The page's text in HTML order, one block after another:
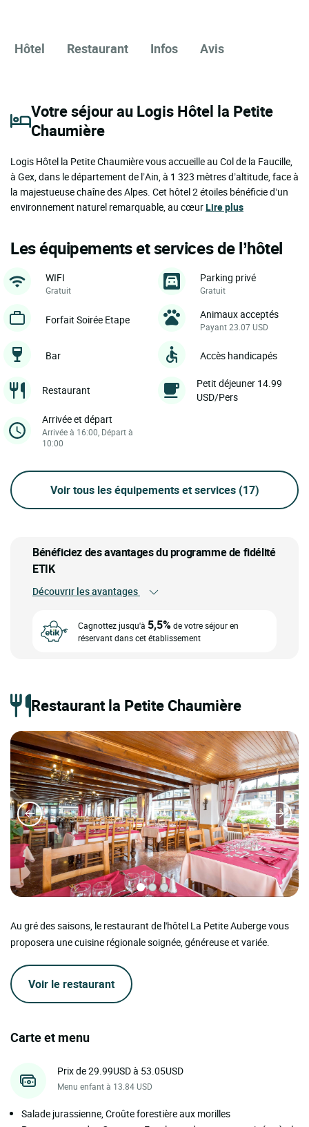
Hôtel Restaurant Infos Avis
Votre séjour au Logis Hôtel la Petite
Chaumière
Logis Hôtel la Petite Chaumière vous accueille au Col de la Faucille,
à Gex, dans le département de l’Ain, à 1 323 mètres d’altitude, face à
la majestueuse chaîne des Alpes. Cet hôtel 2 étoiles bénéficie d’un
environnement naturel remarquable, au cœurLire plus
Les équipements et services de l’hôtel
WIFI
Gratuit
Parking privé
Gratuit
Forfait Soirée Etape Animaux acceptés
Payant 23.07 USD
Bar Accès handicapés
Restaurant
Petit déjeuner 14.99
USD/Pers
Arrivée et départ
Arrivée à 16:00, Départ à
10:00
Voir tous les équipements et services (17)
Bénéficiez des avantages du programme de fidélité
ETIK
Découvrir les avantages
Cagnottez jusqu'à 5,5%de votre séjour en
réservant dans cet établissement
Restaurant la Petite Chaumière
Au gré des saisons, le restaurant de l'hôtel La Petite Auberge vous
proposera une cuisine régionale soignée, généreuse et variée.
Voir le restaurant
Carte et menu
Prix de 29.99USD à 53.05USD
Menu enfant à 13.84 USD
Salade jurassienne, Croûte forestière aux morilles